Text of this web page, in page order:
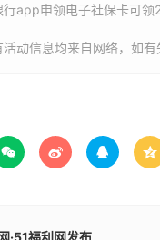
行app申领电子社保卡可
动信息均来自网络，如
   
·51福利网发布